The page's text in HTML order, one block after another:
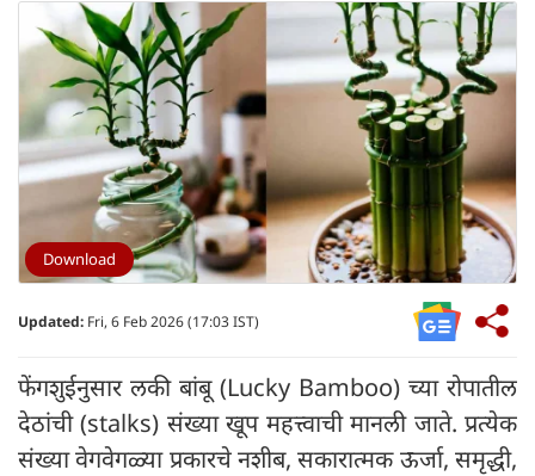
Download
Updated: Fri, 6 Feb 2026 (17:03 IST)
फेंगशुईनुसार लकी बांबू (Lucky Bamboo) च्या रोपातील
देठांची (stalks) संख्या खूप महत्त्वाची मानली जाते. प्रत्येक
संख्या वेगवेगळ्या प्रकारचे नशीब, सकारात्मक ऊर्जा, समृद्धी,